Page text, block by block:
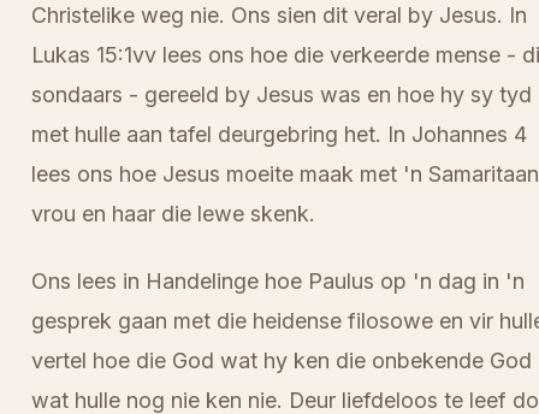
Christelike weg nie. Ons sien dit veral by Jesus. In
Lukas 15:1vv lees ons hoe die verkeerde mense -
sondaars - gereeld by Jesus was en hoe hy sy tyd
met hulle aan tafel deurgebring het. In Johannes 4
lees ons hoe Jesus moeite maak met 'n
vrou en haar die lewe skenk.
Ons lees in Handelinge hoe Paulus op 'n dag in 'n
gesprek gaan met die heidense filosowe en vir
vertel hoe die God wat hy ken die onbekende God
wat hulle nog nie ken nie. Deur liefdeloos te leef